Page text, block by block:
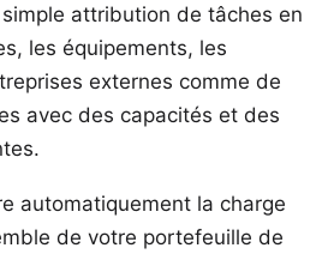
attribution de tâches en
les équipements, les
externes comme de
avec des capacités et des
automatiquement la charge
de votre portefeuille de